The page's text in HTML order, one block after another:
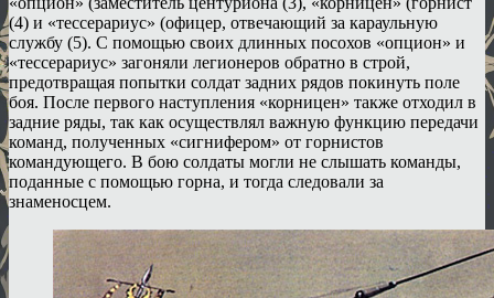
(4) и «тессерариус» (офицер, отвечающий за караульную
службу (5). С помощью своих длинных посохов «опцион» и
«тессерариус» загоняли легионеров обратно в строй,
предотвращая попытки солдат задних рядов покинуть поле
боя. После первого наступления «корницен» также отходил в
задние ряды, так как осуществлял важную функцию передачи
команд, полученных «сигнифером» от горнистов
командующего. В бою солдаты могли не слышать команды,
поданные с помощью горна, и тогда следовали за
знаменосцем.